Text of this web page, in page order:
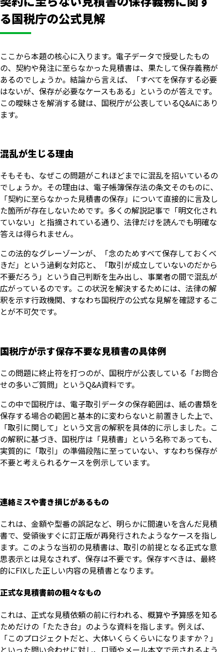
る国税庁の公式見解
ここから本題の核心に入ります。電子データで授受したもの
の、契約や発注に至らなかった見積書は、果たして保存義務が
あるのでしょうか。結論から言えば、「すべてを保存する必要
はないが、保存が必要なケースもある」というのが答えです。
この曖昧さを解消する鍵は、国税庁が公表しているQ&Aにあり
ます。
混乱が生じる理由
そもそも、なぜこの問題がこれほどまでに混乱を招いているの
でしょうか。その理由は、電子帳簿保存法の条文そのものに、
「契約に至らなかった見積書の保存」について直接的に言及し
た箇所が存在しないためです。多くの解説記事で「明文化され
ていない」と指摘されている通り、法律だけを読んでも明確な
答えは得られません。
この法的なグレーゾーンが、「念のためすべて保存しておくべ
きだ」という過剰な対応と、「取引が成立していないのだから
不要だろう」という自己判断を生み出し、事業者の間で混乱が
広がっているのです。この状況を解決するためには、法律の解
釈を示す行政機関、すなわち国税庁の公式な見解を確認するこ
とが不可欠です。
国税庁が示す保存不要な見積書の具体例
この問題に終止符を打つのが、国税庁が公表している「お問合
せの多いご質問」というQ&A資料です。
この中で国税庁は、電子取引データの保存範囲は、紙の書類を
保存する場合の範囲と基本的に変わらないと前置きした上で、
「取引に関して」という文言の解釈を具体的に示しました。こ
の解釈に基づき、国税庁は「見積書」という名称であっても、
実質的に「取引」の準備段階に至っていない、すなわち保存が
不要と考えられるケースを例示しています。
連絡ミスや書き損じがあるもの
これは、金額や型番の誤記など、明らかに間違いを含んだ見積
書で、受領後すぐに訂正版が再発行されたようなケースを指し
ます。このような当初の見積書は、取引の前提となる正式な意
思表示とは見なされず、保存は不要です。保存すべきは、最終
的にFIXした正しい内容の見積書となります。
正式な見積書前の粗々なもの
これは、正式な見積依頼の前に行われる、概算や予算感を知る
ためだけの「たたき台」のような資料を指します。例えば、
「このプロジェクトだと、大体いくらくらいになりますか？」
といった問い合わせに対し、口頭やメール本文で示されるよう